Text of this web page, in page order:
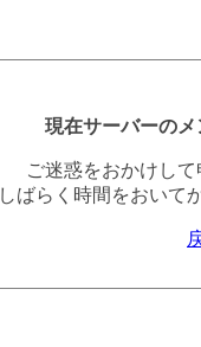
現在サーバーのメ
ご迷惑をおかけして
しばらく時間をおいて